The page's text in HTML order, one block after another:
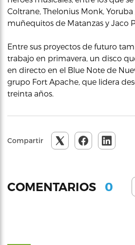
Coltrane, Thelonius Monk,
muñequitos de Matanzas y Jaco
Entre sus proyectos de futuro
trabajo en primavera, un disco
en directo en el Blue Note de
grupo Fort Apache, que lidera
treinta años.
Compartir
COMENTARIOS 0